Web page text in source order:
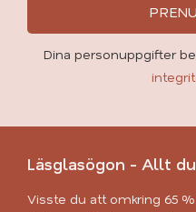
Dina personuppgifter
Läsglasögon - Allt
Visste du att omkring 65